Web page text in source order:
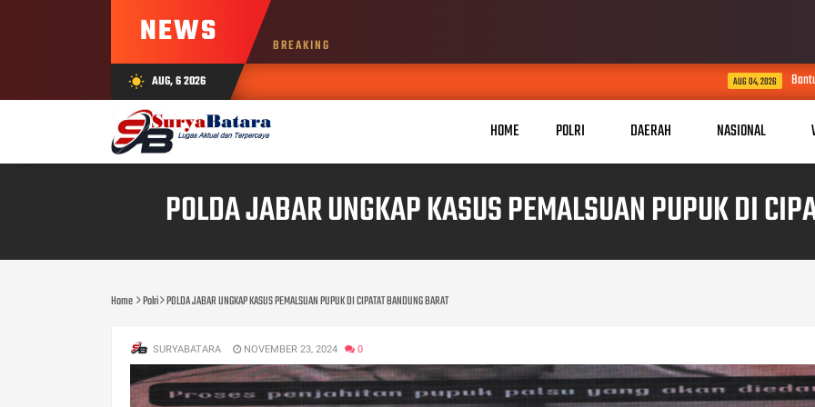
NEWS BREAKING
wb_sunny AUG, 6 2026 Bantuan Air Bersih 425 KK
HOME POLRI DAERAH NASIONAL
POLDA JABAR UNGKAP KASUS PEMALSUAN PUPUK DI
Home Polri POLDA JABAR UNGKAP KASUS PEMALSUAN PUPUK DI CIPATAT BANDUNG BARAT
SURYABATARA NOVEMBER 23, 2024 0